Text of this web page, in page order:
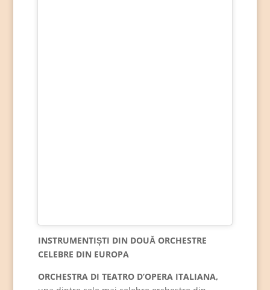
INSTRUMENTIȘTI DIN DOUĂ ORCHESTRE
CELEBRE DIN EUROPA
ORCHESTRA DI TEATRO D’OPERA ITALIANA,